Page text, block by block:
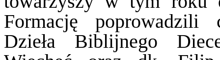
Formację poprowadzili
Dzieła Biblijnego